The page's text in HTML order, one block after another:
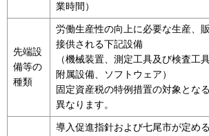
業時間）
先端設
備等の
種類
労働生産性の向上に必要な生産、
接供される下記設備
（機械装置、測定工具及び検査工
附属設備、ソフトウェア）
固定資産税の特例措置の対象とな
異なります。
導入促進指針および七尾市が定め